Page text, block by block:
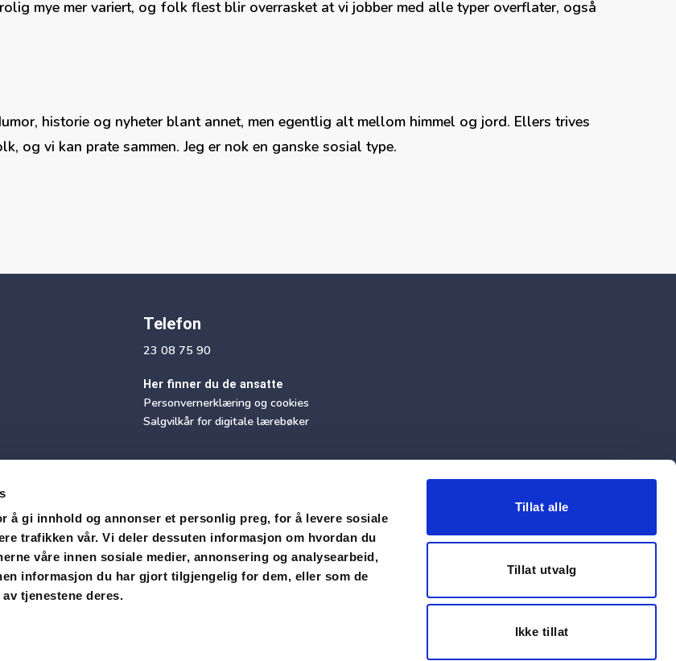
å gi innhold og annonser et personlig preg, for å levere sosiale
trafikken vår. Vi deler dessuten informasjon om hvordan du
våre innen sosiale medier, annonsering og analysearbeid,
informasjon du har gjort tilgjengelig for dem, eller som de
tjenestene deres.
Tillat alle
Tillat utvalg
Ikke tillat
mye mer variert, og folk flest blir overrasket at vi jobber med alle typer overflater, også
historie og nyheter blant annet, men egentlig alt mellom himmel og jord. Ellers trives
og vi kan prate sammen. Jeg er nok en ganske sosial type.
Telefon
23 08 75 90
Her finner du de ansatte
Personvernerklæring og cookies
Salgvilkår for digitale lærebøker
Motta vårt nyhetsbrev